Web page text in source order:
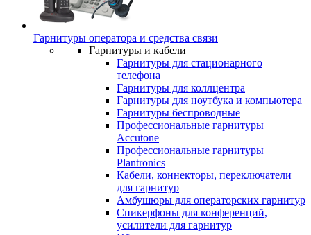
Гарнитуры оператора и средства связи
Гарнитуры и кабели
Гарнитуры для стационарного
телефона
Гарнитуры для коллцентра
Гарнитуры для ноутбука и компьютера
Гарнитуры беспроводные
Профессиональные гарнитуры
Accutone
Профессиональные гарнитуры
Plantronics
Кабели, коннекторы, переключатели
для гарнитур
Амбушюры для операторских гарнитур
Cпикерфоны для конференций,
усилители для гарнитур